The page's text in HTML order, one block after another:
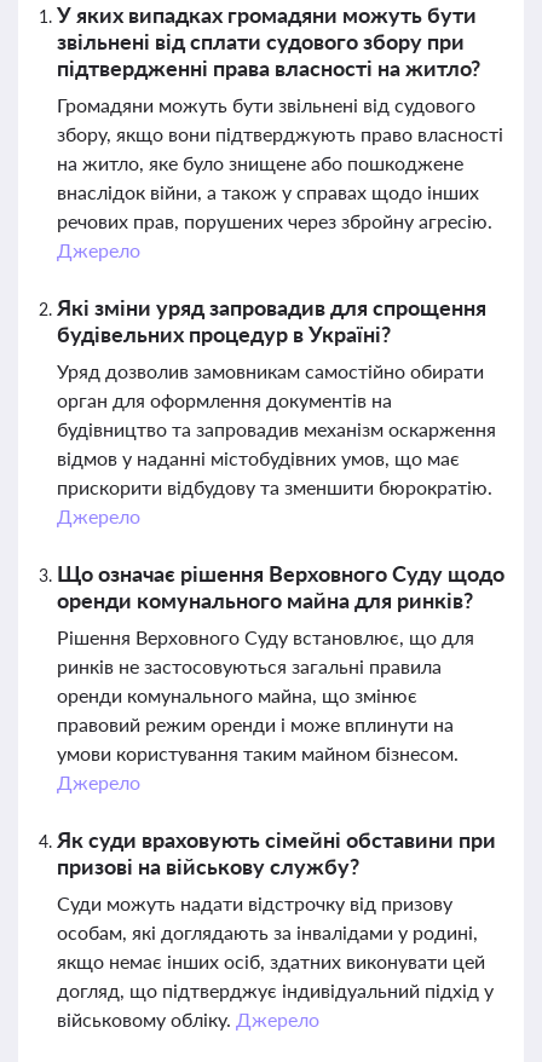
У яких випадках громадяни можуть бути
звільнені від сплати судового збору при
підтвердженні права власності на житло?
Громадяни можуть бути звільнені від судового
збору, якщо вони підтверджують право власності
на житло, яке було знищене або пошкоджене
внаслідок війни, а також у справах щодо інших
речових прав, порушених через збройну агресію.
Джерело
Які зміни уряд запровадив для спрощення
будівельних процедур в Україні?
Уряд дозволив замовникам самостійно обирати
орган для оформлення документів на
будівництво та запровадив механізм оскарження
відмов у наданні містобудівних умов, що має
прискорити відбудову та зменшити бюрократію.
Джерело
Що означає рішення Верховного Суду щодо
оренди комунального майна для ринків?
Рішення Верховного Суду встановлює, що для
ринків не застосовуються загальні правила
оренди комунального майна, що змінює
правовий режим оренди і може вплинути на
умови користування таким майном бізнесом.
Джерело
Як суди враховують сімейні обставини при
призові на військову службу?
Суди можуть надати відстрочку від призову
особам, які доглядають за інвалідами у родині,
якщо немає інших осіб, здатних виконувати цей
догляд, що підтверджує індивідуальний підхід у
військовому обліку. Джерело